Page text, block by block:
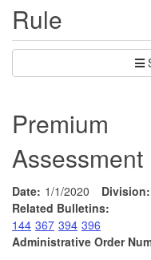
Rule
Premium
Assessment
Date: 1/1/2020 Division:
Related Bulletins:
144 367 394 396
Administrative Order